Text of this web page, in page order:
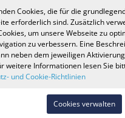
Fahrrad Sättel &
Sättel
Cookies, die für die
erforderlich sind. Zusätzlich
um unsere Webseite zu
zu verbessern. Eine
neben dem jeweiligen
weitere Informationen lesen Sie
und Cookie-Richtlinien
Cookies verwalten